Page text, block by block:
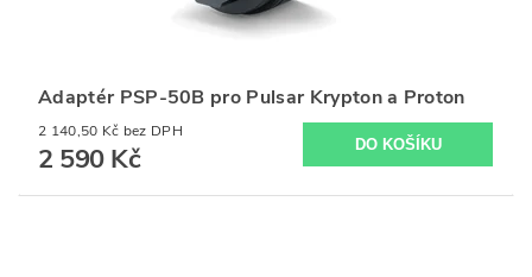
Adaptér PSP-50B pro Pulsar Krypton a Proton
2 140,50 Kč bez DPH
2 590 Kč